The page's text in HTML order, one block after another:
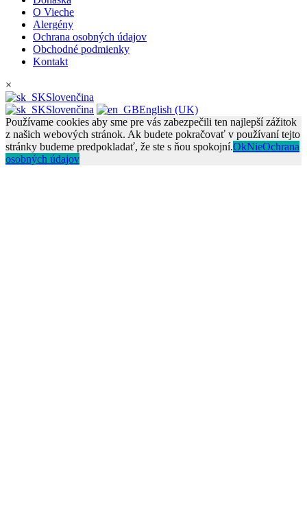
O Vieche
Alergény
Ochrana osobných údajov
Obchodné podmienky
Kontakt
×
Slovenčina
Slovenčina
English (UK)
Používame cookies aby sme pre vás zabezpečili ten najlepší zážitok
z našich webových stránok. Ak budete pokračovať v používaní tejto
stránky budeme predpokladať, že ste s ňou spokojní.OkNieOchrana
osobných údajov